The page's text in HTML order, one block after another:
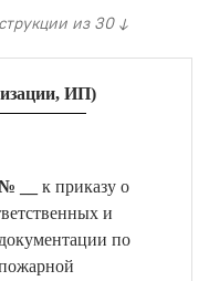
из 30 ↓
ИП)
__
к приказу о
и
по